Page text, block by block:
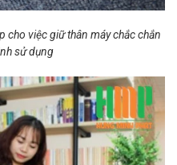
cho việc giữ thân máy chắc chắn
sử dụng